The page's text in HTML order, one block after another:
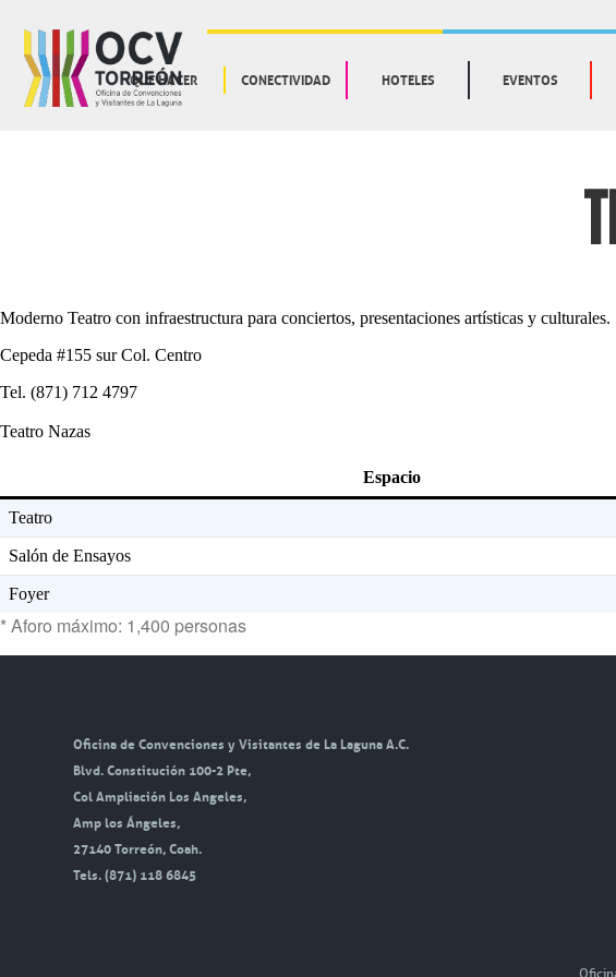
QUE HACER CONECTIVIDAD HOTELES EVENTOS
Moderno Teatro con infraestructura para conciertos, presentaciones artísticas y culturales.
Cepeda #155 sur Col. Centro
Tel. (871) 712 4797
Teatro Nazas
Espacio
Teatro
Salón de Ensayos
Foyer
* Aforo máximo: 1,400 personas
Oficina de Convenciones y Visitantes de La Laguna A.C.
Blvd. Constitución 100-2 Pte,
Col Ampliación Los Angeles,
Amp los Ángeles,
27140 Torreón, Coah.
Tels. (871) 118 6845